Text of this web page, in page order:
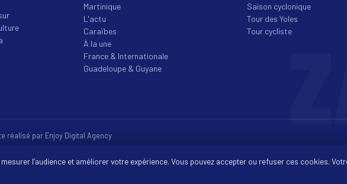
Martinique
L'actu
Caraïbes
À la une
France & Internationale
Guadeloupe & Guyane
Saison cyclonique
Tour des Yoles
Tour cycliste
réalisé par Enjoy Digital Agency
l’audience et améliorer votre expérience. Vous pouvez accepter ou refuser ces cookies.